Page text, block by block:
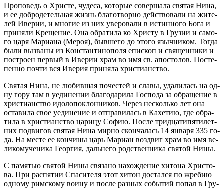
Про­по­ведь о Хри­сте, чу­де­са, ко­то­рые со­вер­ша­ла свя­тая Ни­на,
и ее доб­ро­де­тель­ная жизнь бла­го­твор­но дей­ство­ва­ли на жи­те­
лей Иве­рии, и мно­гие из них уве­ро­ва­ли в ис­тин­но­го Бо­га и
при­ня­ли Кре­ще­ние. Она об­ра­ти­ла ко Хри­сту в Гру­зии и са­мо­
го ца­ря Ма­ри­а­на (Ме­роя), быв­ше­го до это­го языч­ни­ком. То­гда
бы­ли вы­зва­ны из Кон­стан­ти­но­по­ля епи­скоп и свя­щен­ни­ки и
по­стро­ен пер­вый в Иве­рии храм во имя св. апо­сто­лов. По­сте­
пен­но по­чти вся Иве­рия при­ня­ла хри­сти­ан­ство.
Свя­тая Ни­на, не лю­бив­шая по­че­стей и сла­вы, уда­ли­лась на од­
ну го­ру там в уеди­не­нии бла­го­да­ри­ла Гос­по­да за об­ра­ще­ние в
хри­сти­ан­ство идо­ло­по­клон­ни­ков. Через несколь­ко лет она
оста­ви­ла свое уеди­не­ние и от­пра­ви­лась в Ка­хе­тию, где об­ра­
ти­ла в хри­сти­ан­ство ца­ри­цу Со­фию. По­сле трид­ца­ти­пя­ти­лет­
них по­дви­гов свя­тая Ни­на мир­но скон­ча­лась 14 ян­ва­ря 335 го­
да. На ме­сте ее кон­чи­ны царь Ма­ри­ан воз­двиг храм во имя ве­
ли­ко­му­че­ни­ка Ге­ор­гия, даль­не­го род­ствен­ни­ка свя­той Ни­ны.
С па­мя­тью свя­той Ни­ны свя­за­но на­хож­де­ние хи­то­на Хри­сто­
ва. При рас­пя­тии Спа­си­те­ля этот хи­тон до­стал­ся по жре­бию
од­но­му рим­ско­му во­и­ну и по­сле раз­ных со­бы­тий по­пал в Гру­